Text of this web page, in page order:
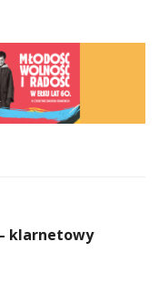
klarnetowy